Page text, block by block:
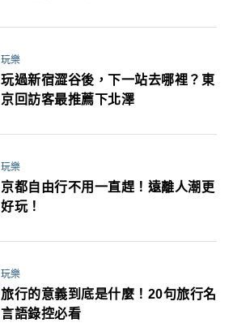
玩樂
玩過新宿澀谷後，下一站去哪裡？東
京回訪客最推薦下北澤
玩樂
京都自由行不用一直趕！遠離人潮更
好玩！
玩樂
旅行的意義到底是什麼！20句旅行名
言語錄控必看